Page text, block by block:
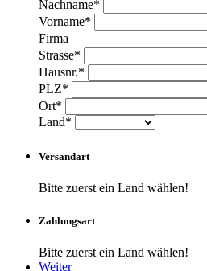
Nachname*
Vorname*
Firma
Strasse*
Hausnr.*
PLZ*
Ort*
Land*
Versandart
Bitte zuerst ein Land wählen!
Zahlungsart
Bitte zuerst ein Land wählen!
Weiter